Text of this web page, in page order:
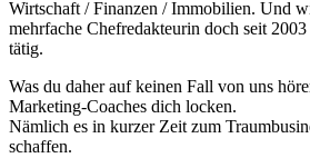
Wirtschaft / Finanzen / Immobilien. Und
mehrfache Chefredakteurin doch seit
tätig.
Was du daher auf keinen Fall von uns
Marketing-Coaches dich locken.
Nämlich es in kurzer Zeit zum
schaffen.